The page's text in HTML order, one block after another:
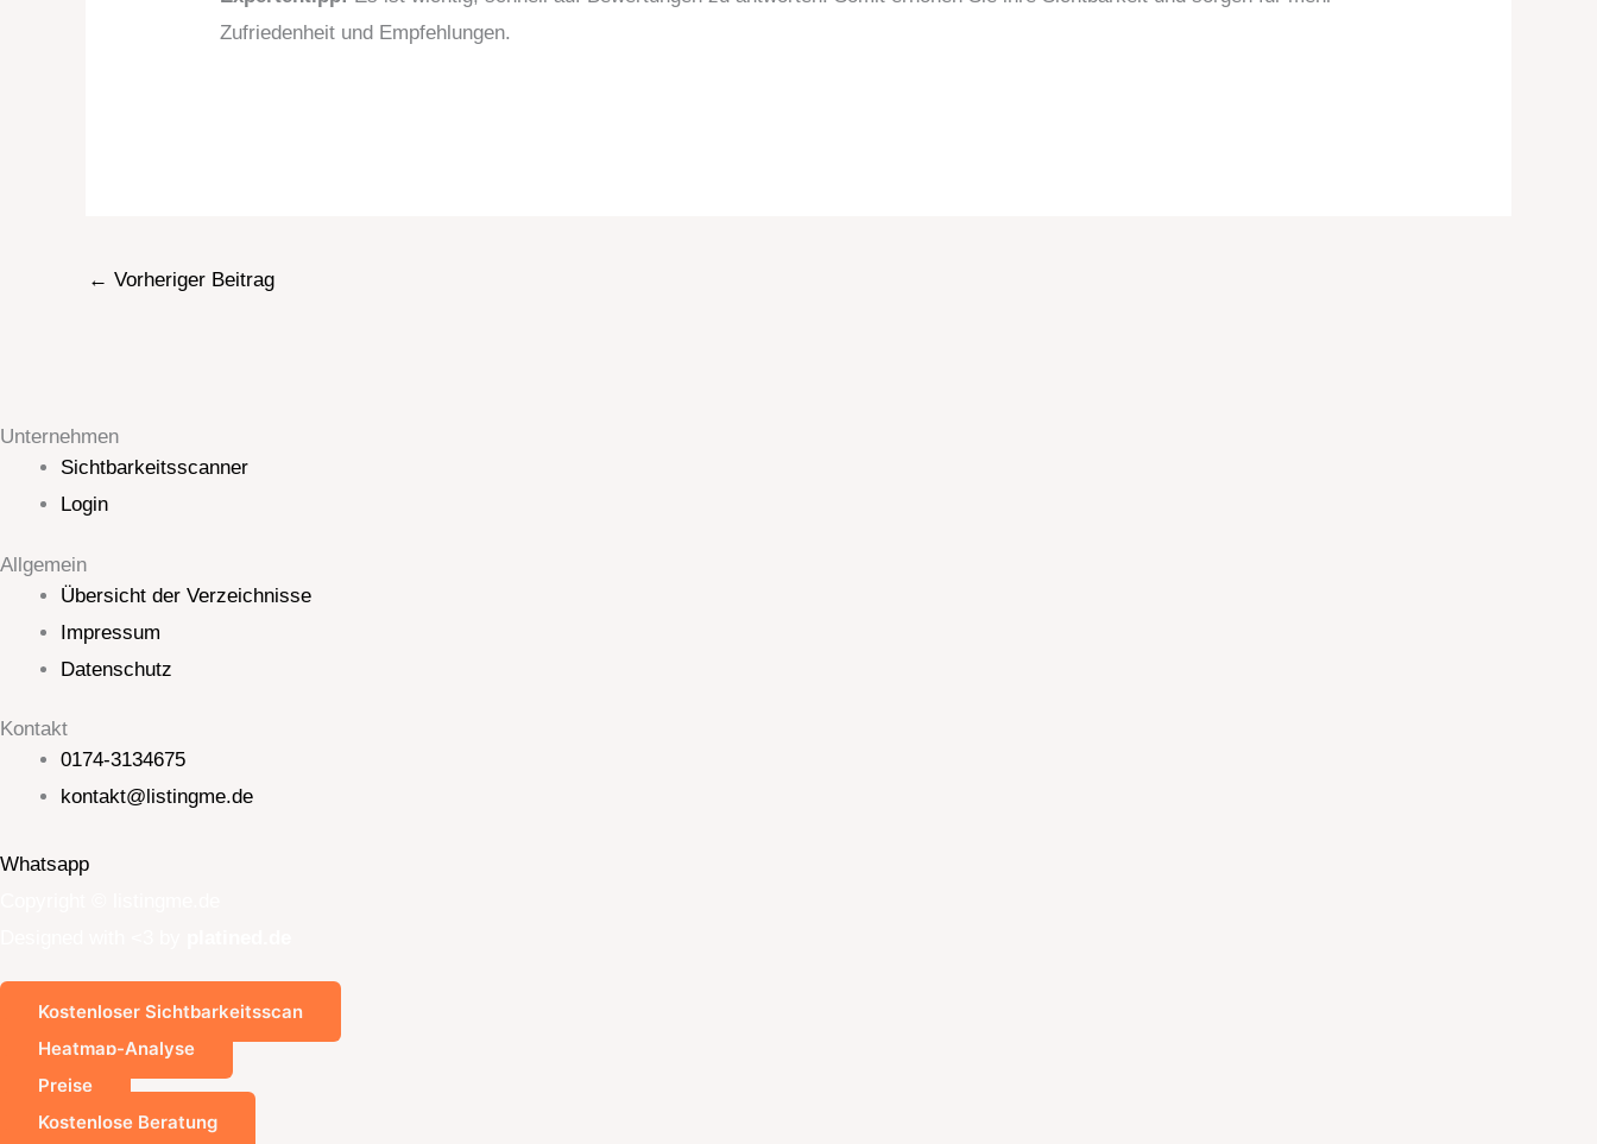
Zufriedenheit und Empfehlungen.
← Vorheriger Beitrag
Unternehmen
Sichtbarkeitsscanner
Login
Allgemein
Übersicht der Verzeichnisse
Impressum
Datenschutz
Kontakt
0174-3134675
kontakt@listingme.de
Whatsapp
Kostenloser Sichtbarkeitsscan
Heatmap-Analyse
Preise
Kostenlose Beratung